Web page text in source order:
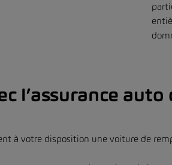
l’assurance
à votre disposition une voiture de